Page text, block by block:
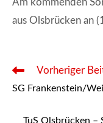
Am kommenden
aus Olsbrücken an
Weitere
ansehen
Vorheriger
SG Frankenstein/
TuS Olsbrücken –